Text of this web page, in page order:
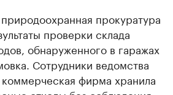
прокуратура
проверки склада
обнаруженного в гаражах
Сотрудники ведомства
фирма хранила